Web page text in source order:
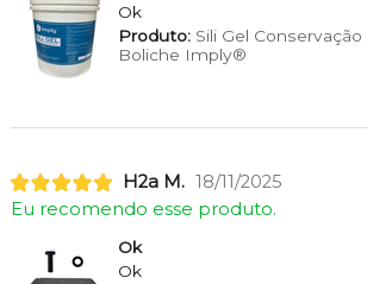
Ok
Produto:Sili Gel
Boliche Imply®
H2a M. 18/11/2025
Eu recomendo esse produto.
Ok
Ok